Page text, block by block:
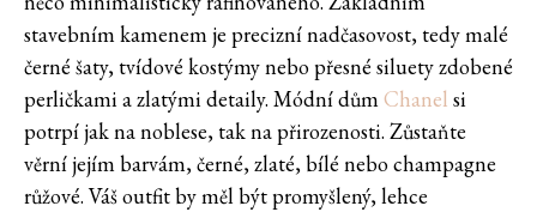
stavebním kamenem je precizní nadčasovost, tedy malé
černé šaty, tvídové kostýmy nebo přesné siluety zdobené
perličkami a zlatými detaily. Módní důmChanel si
potrpí jak na noblese, tak na přirozenosti. Zůstaňte
věrní jejím barvám, černé, zlaté, bílé nebo champagne
růžové. Váš outfit by měl být promyšlený, lehce